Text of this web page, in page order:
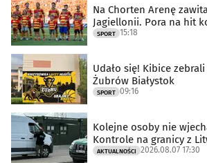
Na Chorten Arenę
Jagiellonii. Pora na hit
SPORT 15:18
Udało się! Kibice
Żubrów Białystok
SPORT 09:16
Kolejne osoby nie
Kontrole na granicy z
AKTUALNOŚCI 2026.08.07 17:30